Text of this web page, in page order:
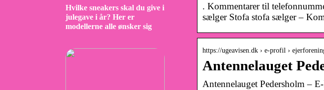
. Kommentarer til
sælger Stofa stofa sælger –
https://ugeavisen.dk › e-profil ›
Antennelauget
Antennelauget Pedersholm –
Hvilke sneakers skal du give i
julegave i år? Her er
modellerne alle ønsker sig